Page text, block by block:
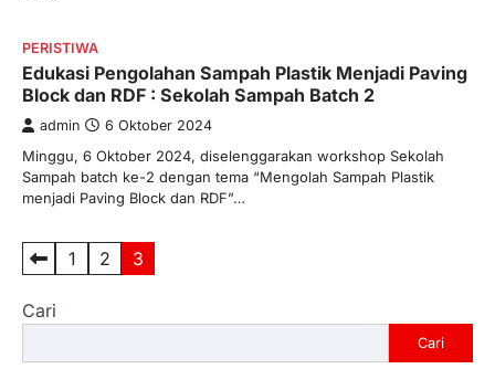
PERISTIWA
Edukasi Pengolahan Sampah Plastik Menjadi Paving
Block dan RDF : Sekolah Sampah Batch 2
admin 6 Oktober 2024
Minggu, 6 Oktober 2024, diselenggarakan workshop Sekolah
Sampah batch ke-2 dengan tema “Mengolah Sampah Plastik
menjadi Paving Block dan RDF”…
Paginasi
1 2 3
Cari
Cari